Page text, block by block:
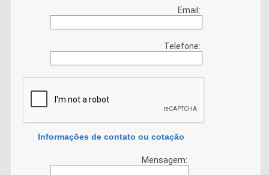
Email:
Telefone:
Informações de contato ou cotação
Mensagem: